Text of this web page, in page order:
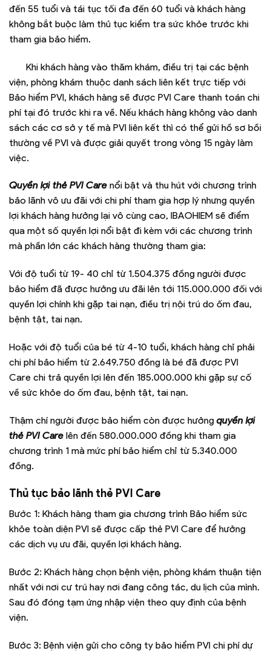
đến 55 tuổi và tái tục tối đa đến 60 tuổi và khách hàng
không bắt buộc làm thủ tục kiểm tra sức khỏe trước khi
tham gia bảo hiểm.
Khi khách hàng vào thăm khám, điều trị tại các bệnh
viện, phòng khám thuộc danh sách liên kết trực tiếp với
Bảo hiểm PVI, khách hàng sẽ được PVI Care thanh toán chi
phí tại đó trước khi ra về. Nếu khách hàng không vào danh
sách các cơ sở y tế mà PVI liên kết thì có thể gửi hồ sơ bồi
thường về PVI và được giải quyết trong vòng 15 ngày làm
việc.
Quyền lợi thẻ PVI Care nổi bật và thu hút với chương trình
bảo lãnh vô ưu đãi với chi phí tham gia hợp lý nhưng quyền
lợi khách hàng hưởng lại vô cùng cao, IBAOHIEM sẽ điểm
qua một số quyền lợi nổi bật đi kèm với các chương trình
mà phần lớn các khách hàng thường tham gia:
Với độ tuổi từ 19- 40 chỉ từ 1.504.375 đồng người được
bảo hiểm đã được hưởng ưu đãi lên tới 115.000.000 đối với
quyền lợi chính khi gặp tai nạn, điều trị nội trú do ốm đau,
bệnh tật, tai nạn.
Hoặc với độ tuổi của bé từ 4-10 tuổi, khách hàng chỉ phải
chi phí bảo hiểm từ 2.649.750 đồng là bé đã được PVI
Care chi trả quyền lợi lên đến 185.000.000 khi gặp sự cố
về sức khỏe do ốm đau, bệnh tật, tai nạn.
Thậm chí người được bảo hiểm còn được hưởng quyền lợi
thẻ PVI Care lên đến 580.000.000 đồng khi tham gia
chương trình 1 mà mức phí bảo hiểm chỉ từ 5.340.000
đồng.
Thủ tục bảo lãnh thẻ PVI Care
Bước 1: Khách hàng tham gia chương trình Bảo hiểm sức
khỏe toàn diện PVI sẽ được cấp thẻ PVI Care để hưởng
các dịch vụ ưu đãi, quyền lợi khách hàng.
Bước 2: Khách hàng chọn bệnh viện, phòng khám thuận tiện
nhất với nơi cư trú hay nơi đang công tác, du lịch của mình.
Sau đó đóng tạm ứng nhập viện theo quy định của bệnh
viện.
Bước 3: Bệnh viện gửi cho công ty bảo hiểm PVI chi phí dự